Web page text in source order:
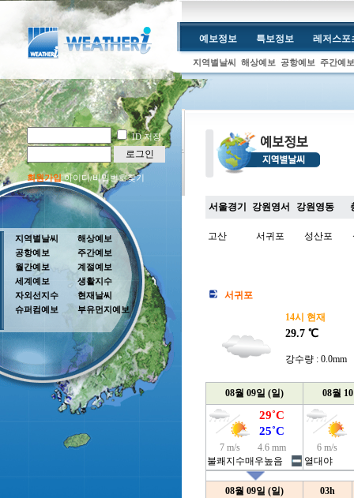
ID 저장
로그인
회원가입아이디/비밀번호찾기
예보정보 특보정보 레저스포
지역별날씨 해상예보 공항예보 주간예보
지역별날씨
공항예보
월간예보
세계예보
자외선지수
슈퍼컴예보
해상예보
주간예보
계절예보
생활지수
현재날씨
부유먼지예보
서울경기 강원영서 강원영동
고산 서귀포 성산포
서귀포
14시 현재
29.7 ℃
강수량 : 0.0mm
08월 09일 (일) 08월
29˚C
25˚C
7 m/s
4.6 mm
불쾌지수매우높음
6 m/s
열대야
08월 09일 (일) 03h